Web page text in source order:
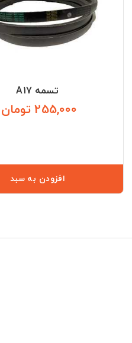
تسمه A17
255,000 تومان
افزودن به سبد